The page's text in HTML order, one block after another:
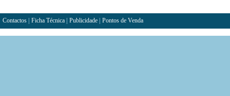
Contactos Ficha Técnica Publicidade Pontos de Venda